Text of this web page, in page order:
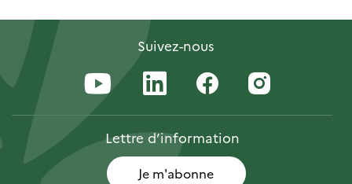
Suivez-nous
Lettred’information
Je m'abonne